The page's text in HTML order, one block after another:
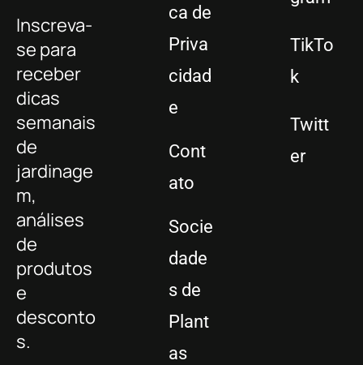
Inscreva-
se para
receber
dicas
semanais
de
jardinage
m,
análises
de
produtos
e
desconto
s.
ca de
Priva
cidad
e
Cont
ato
Socie
dade
s de
Plant
as
TikTo
k
Twitt
er